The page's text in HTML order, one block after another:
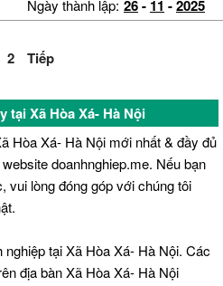
Ngày thành lập: 26- 11 -2025
2 Tiếp
tại Xã Hòa Xá- Hà Nội
Hòa Xá- Hà Nội mới nhất & đầy đủ
doanhnghiep.me. Nếu bạn
vui lòng đóng góp với chúng tôi
tại Xã Hòa Xá- Hà Nội. Các
địa bàn Xã Hòa Xá- Hà Nội